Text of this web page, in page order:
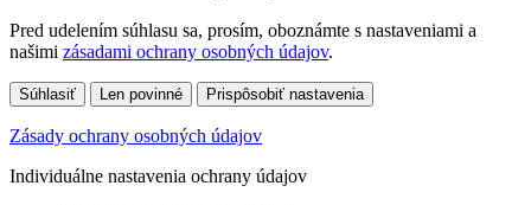
Pred udelením súhlasu sa, prosím, oboznámte s nastaveniami a
našimi zásadami ochrany osobných údajov.
Súhlasiť Len povinné Prispôsobiť nastavenia
Zásady ochrany osobných údajov
Individuálne nastavenia ochrany údajov